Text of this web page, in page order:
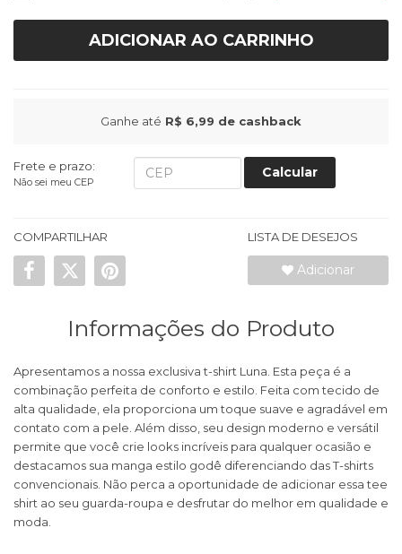
ADICIONAR AO CARRINHO
Ganhe até R$ 6,99 de cashback
Frete e prazo:
Não sei meu CEP
Calcular
COMPARTILHAR LISTA DE DESEJOS
Adicionar
Informações do Produto
Apresentamos a nossa exclusiva t-shirt Luna. Esta peça é a
combinação perfeita de conforto e estilo. Feita com tecido de
alta qualidade, ela proporciona um toque suave e agradável em
contato com a pele. Além disso, seu design moderno e versátil
permite que você crie looks incríveis para qualquer ocasião e
destacamos sua manga estilo godê diferenciando das T-shirts
convencionais. Não perca a oportunidade de adicionar essa tee
shirt ao seu guarda-roupa e desfrutar do melhor em qualidade e
moda.